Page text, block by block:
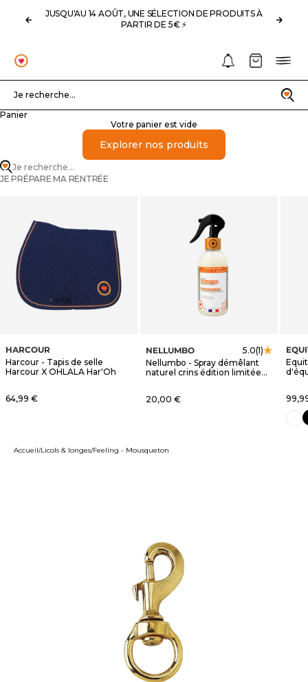
Précédent
JUSQU'AU 14 AOÛT, UNE SÉLECTION DE PRODUITS À
PARTIR DE 5€ ⚡️
OHLALA
Recherche
Je recherche...
Notifications
Panier
Panier
Votre panier est vide
Explorer nos produits
Je recherche...
JE PRÉPARE MA RENTRÉE
HARCOUR
Harcour - Tapis de selle
Harcour X OHLALA Har'Oh
Prix de vente
64,99 €
NELLUMBO 5.0(1)
Nellumbo - Spray démêlant
naturel crins édition limitée
Prix de vente
20,00 €
Prix
blanc
Accueil Licols & longes Feeling - Mousqueton